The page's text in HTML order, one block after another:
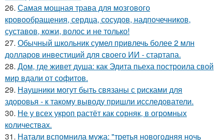
26. Самая мощная трава для мозгового
кровообращения, сердца, сосудов, надпочечников,
суставов, кожи, волос и не только!
27. Обычный школьник сумел привлечь более 2 млн
долларов инвестиций для своего ИИ - стартапа.
28. Дом, где живет душа: как Эдита пьеха построила свой
мир вдали от софитов.
29. Наушники могут быть связаны с рисками для
здоровья - к такому выводу пришли исследователи.
30. Не у всех укроп растёт как сорняк, в огромных
количествах.
31. Натали вспомнила мужа: "третья новогодняя ночь